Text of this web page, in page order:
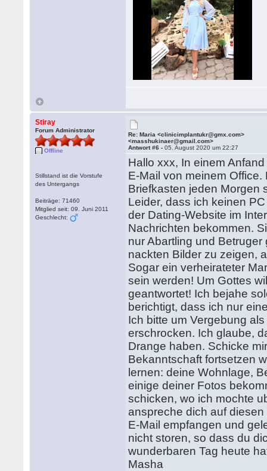
Stiray
Forum Administrator
Offline
Stillstand ist die Vorstufe
des Untergangs
Beiträge: 71460
Mitglied seit: 09. Juni 2011
Geschlecht:
Re: Maria <clinicimplantukr@gmx.com>
<masshukinaer@gmail.com>
Antwort #6 -05. August 2020 um 22:27
Hallo xxx, In einem
E-Mail von meinem
Briefkasten jeden Morgen
Leider, dass ich keinen
der Dating-Website im
Nachrichten bekommen.
nur Abartling und
nackten Bilder zu zeigen,
Sogar ein verheirateter
sein werden! Um Gottes
geantwortet! Ich bejahe
berichtigt, dass ich nur
Ich bitte um Vergebung
erschrocken. Ich glaube,
Drange haben. Schicke
Bekanntschaft fortsetzen
lernen: deine Wohnlage,
einige deiner Fotos
schicken, wo ich mochte
anspreche dich auf
E-Mail empfangen und
nicht storen, so dass du
wunderbaren Tag heute
Masha